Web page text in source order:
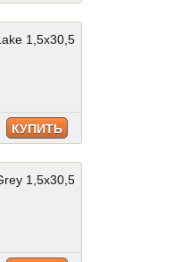
1,5x30,5
КУПИТЬ
1,5x30,5